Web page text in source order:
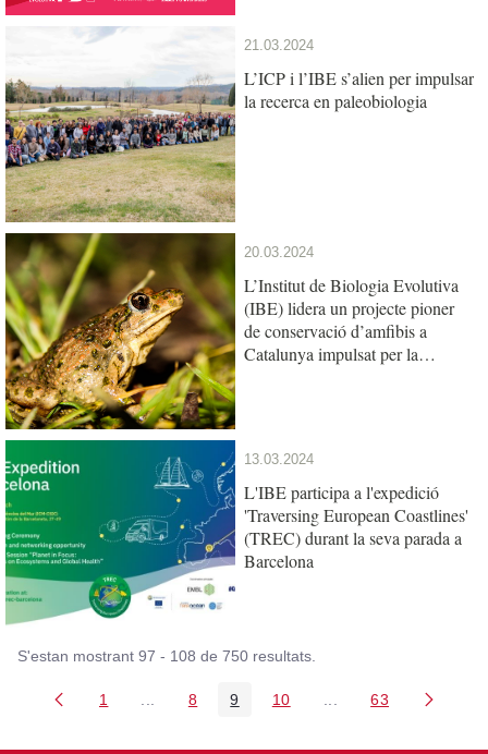
21.03.2024
L’ICP i l’IBE s’alien per impulsar
la recerca en paleobiologia
20.03.2024
L’Institut de Biologia Evolutiva
(IBE) lidera un projecte pioner
de conservació d’amfibis a
Catalunya impulsat per la
13.03.2024
L'IBE participa a l'expedició
'Traversing European Coastlines'
(TREC) durant la seva parada a
Barcelona
S'estan mostrant 97 - 108 de 750 resultats.
Pàgina
1 Pàgines intermèdies Utilitzeu TAB per
Pàgina
8 Pàgina
9 Pàgina
10 Pàgines intermèdies
Pàgina
63